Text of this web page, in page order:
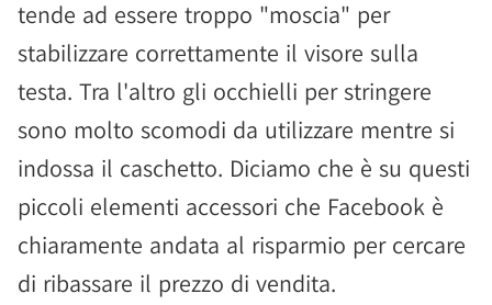
tende ad essere troppo "moscia" per
stabilizzare correttamente il visore sulla
testa. Tra l'altro gli occhielli per stringere
sono molto scomodi da utilizzare mentre si
indossa il caschetto. Diciamo che è su questi
piccoli elementi accessori che Facebook è
chiaramente andata al risparmio per cercare
di ribassare il prezzo di vendita.